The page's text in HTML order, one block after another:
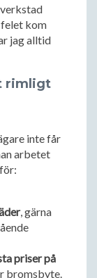
verkstad
kom
jag alltid
rimligt
inte får
arbetet
, gärna
priser på
bromsbyte.